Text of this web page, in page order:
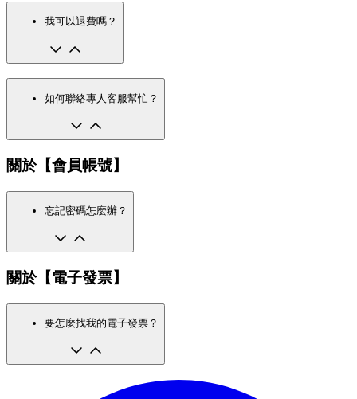
我可以退費嗎？
如何聯絡專人客服幫忙？
關於【會員帳號】
忘記密碼怎麼辦？
關於【電子發票】
要怎麼找我的電子發票？